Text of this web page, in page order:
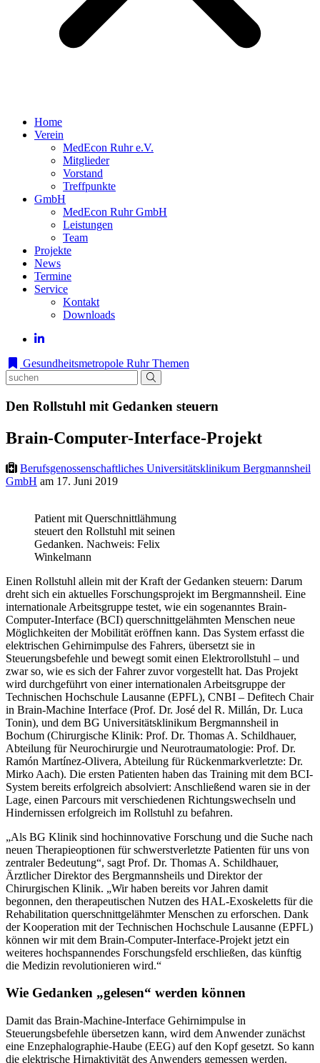
Home
Verein
MedEcon Ruhr e.V.
Mitglieder
Vorstand
Treffpunkte
GmbH
MedEcon Ruhr GmbH
Leistungen
Team
Projekte
News
Termine
Service
Kontakt
Downloads
Gesundheitsmetropole Ruhr Themen
Den Rollstuhl mit Gedanken steuern
Brain-Computer-Interface-Projekt
Berufsgenossenschaftliches Universitätsklinikum Bergmannsheil
GmbH am 17. Juni 2019
Patient mit Querschnittlähmung
steuert den Rollstuhl mit seinen
Gedanken. Nachweis: Felix
Winkelmann
Einen Rollstuhl allein mit der Kraft der Gedanken steuern: Darum
dreht sich ein aktuelles Forschungsprojekt im Bergmannsheil. Eine
internationale Arbeitsgruppe testet, wie ein sogenanntes Brain-
Computer-Interface (BCI) querschnittgelähmten Menschen neue
Möglichkeiten der Mobilität eröffnen kann. Das System erfasst die
elektrischen Gehirnimpulse des Fahrers, übersetzt sie in
Steuerungsbefehle und bewegt somit einen Elektrorollstuhl – und
zwar so, wie es sich der Fahrer zuvor vorgestellt hat. Das Projekt
wird durchgeführt von einer internationalen Arbeitsgruppe der
Technischen Hochschule Lausanne (EPFL), CNBI – Defitech Chair
in Brain-Machine Interface (Prof. Dr. José del R. Millán, Dr. Luca
Tonin), und dem BG Universitätsklinikum Bergmannsheil in
Bochum (Chirurgische Klinik: Prof. Dr. Thomas A. Schildhauer,
Abteilung für Neurochirurgie und Neurotraumatologie: Prof. Dr.
Ramón Martínez-Olivera, Abteilung für Rückenmarkverletzte: Dr.
Mirko Aach). Die ersten Patienten haben das Training mit dem BCI-
System bereits erfolgreich absolviert: Anschließend waren sie in der
Lage, einen Parcours mit verschiedenen Richtungswechseln und
Hindernissen erfolgreich im Rollstuhl zu befahren.
„Als BG Klinik sind hochinnovative Forschung und die Suche nach
neuen Therapieoptionen für schwerstverletzte Patienten für uns von
zentraler Bedeutung“, sagt Prof. Dr. Thomas A. Schildhauer,
Ärztlicher Direktor des Bergmannsheils und Direktor der
Chirurgischen Klinik. „Wir haben bereits vor Jahren damit
begonnen, den therapeutischen Nutzen des HAL-Exoskeletts für die
Rehabilitation querschnittgelähmter Menschen zu erforschen. Dank
der Kooperation mit der Technischen Hochschule Lausanne (EPFL)
können wir mit dem Brain-Computer-Interface-Projekt jetzt ein
weiteres hochspannendes Forschungsfeld erschließen, das künftig
die Medizin revolutionieren wird.“
Wie Gedanken „gelesen“ werden können
Damit das Brain-Machine-Interface Gehirnimpulse in
Steuerungsbefehle übersetzen kann, wird dem Anwender zunächst
eine Enzephalographie-Haube (EEG) auf den Kopf gesetzt. So kann
die elektrische Hirnaktivität des Anwenders gemessen werden.